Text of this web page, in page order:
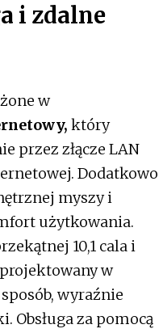
i zdalne
w
który
przez złącze LAN
Dodatkowo
myszy i
użytkowania.
10,1 cala i
w
wyraźnie
Obsługa za pomocą